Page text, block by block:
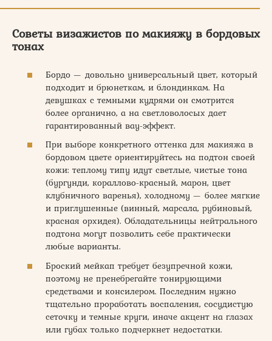
Советы визажистов по макияжу в бордовых
тонах
Бордо — довольно универсальный цвет, который
подходит и брюнеткам, и блондинкам. На
девушках с темными кудрями он смотрится
более органично, а на светловолосых дает
гарантированный вау-эффект.
При выборе конкретного оттенка для макияжа в
бордовом цвете ориентируйтесь на подтон своей
кожи: теплому типу идут светлые, чистые тона
(бургунди, кораллово-красный, марон, цвет
клубничного варенья), холодному — более мягкие
и приглушенные (винный, марсала, рубиновый,
красная орхидея). Обладательницы нейтрального
подтона могут позволить себе практически
любые варианты.
Броский мейкап требует безупречной кожи,
поэтому не пренебрегайте тонирующими
средствами и консилером. Последним нужно
тщательно проработать воспаления, сосудистую
сеточку и темные круги, иначе акцент на глазах
или губах только подчеркнет недостатки.